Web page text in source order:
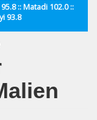
:: Matadi 102.0 ::
93.8